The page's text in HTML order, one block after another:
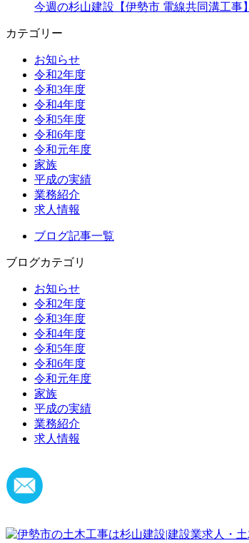
今週の杉山建設【伊勢市 電線共同溝工事】
カテゴリー
お知らせ
令和2年度
令和3年度
令和4年度
令和5年度
令和6年度
令和元年度
家族
平成の実績
業務紹介
求人情報
ブログ記事一覧
ブログカテゴリ
お知らせ
令和2年度
令和3年度
令和4年度
令和5年度
令和6年度
令和元年度
家族
平成の実績
業務紹介
求人情報